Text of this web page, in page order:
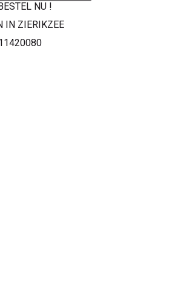
NU !
IN ZIERIKZEE